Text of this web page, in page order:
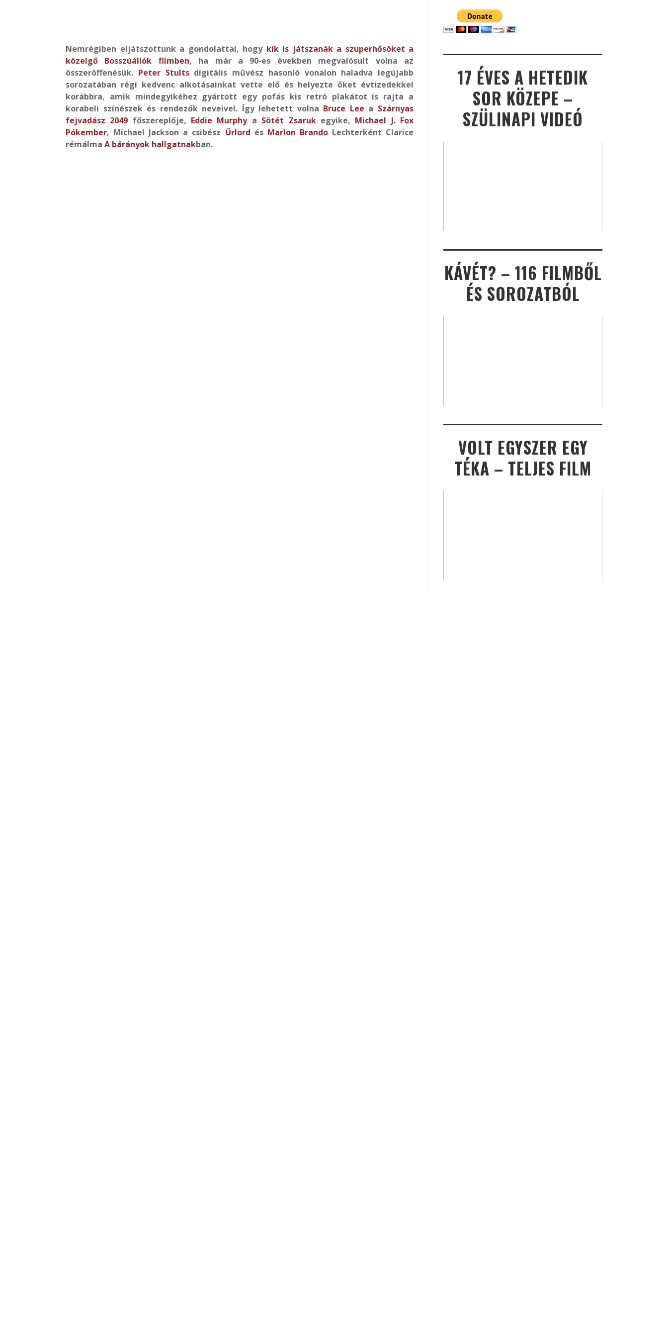
Nemrégiben eljátszottunk a gondolattal, hogy kik is játszanák a szuperhősöket a
közelgő Bosszúállók filmben, ha már a 90-es években megvalósult volna az
összeröffenésük. Peter Stultsdigitális művész hasonló vonalon haladva legújabb
sorozatában régi kedvenc alkotásainkat vette elő és helyezte őket évtizedekkel
korábbra, amik mindegyikéhez gyártott egy pofás kis retró plakátot is rajta a
korabeli színészek és rendezők neveivel. Így lehetett volna Bruce Lee a Szárnyas
fejvadász 2049 főszereplője, Eddie Murphya Sötét Zsarukegyike, Michael J. Fox
Pókember, Michael Jackson a csibész Űrlord és Marlon BrandoLechterként Clarice
rémálma A bárányok hallgatnakban.
17 ÉVES A HETEDIK
SOR KÖZEPE –
SZÜLINAPI VIDEÓ
KÁVÉT? – 116 FILMBŐL
ÉS SOROZATBÓL
VOLT EGYSZER EGY
TÉKA – TELJES FILM